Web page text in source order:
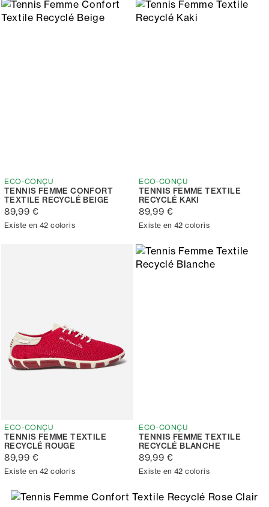
ECO-CONÇU
TENNIS FEMME CONFORT
TEXTILE RECYCLÉ BEIGE
89,99 €
Existe en 42 coloris
ECO-CONÇU
TENNIS FEMME TEXTILE
RECYCLÉ KAKI
89,99 €
Existe en 42 coloris
ECO-CONÇU
TENNIS FEMME TEXTILE
RECYCLÉ ROUGE
89,99 €
Existe en 42 coloris
ECO-CONÇU
TENNIS FEMME TEXTILE
RECYCLÉ BLANCHE
89,99 €
Existe en 42 coloris